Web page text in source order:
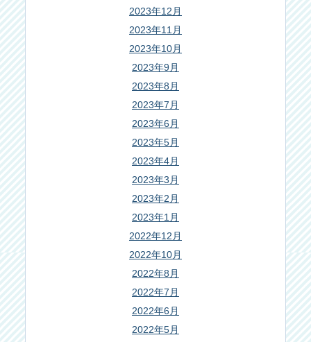
2023年12月
2023年11月
2023年10月
2023年9月
2023年8月
2023年7月
2023年6月
2023年5月
2023年4月
2023年3月
2023年2月
2023年1月
2022年12月
2022年10月
2022年8月
2022年7月
2022年6月
2022年5月